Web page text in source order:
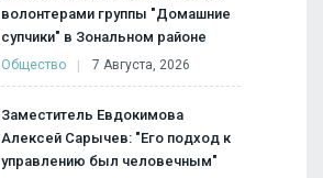
волонтерами группы "Домашние
супчики" в Зональном районе
Общество 7 Августа, 2026
Заместитель Евдокимова
Алексей Сарычев: "Его подход к
управлению был человечным"